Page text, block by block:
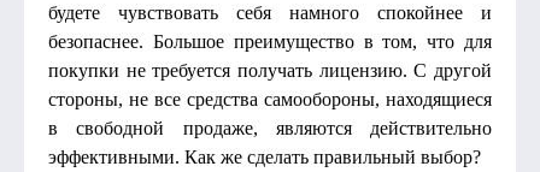
будете чувствовать себя намного спокойнее и
безопаснее. Большое преимущество в том, что для
покупки не требуется получать лицензию. С другой
стороны, не все средства самообороны, находящиеся
в свободной продаже, являются действительно
эффективными. Как же сделать правильный выбор?